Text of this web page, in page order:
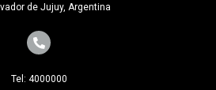
de Jujuy, Argentina
Tel: 4000000